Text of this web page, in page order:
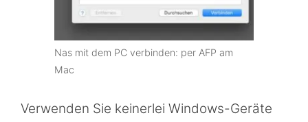
Nas mit dem PC verbinden: per AFP am
Mac
Verwenden Sie keinerlei Windows-Geräte